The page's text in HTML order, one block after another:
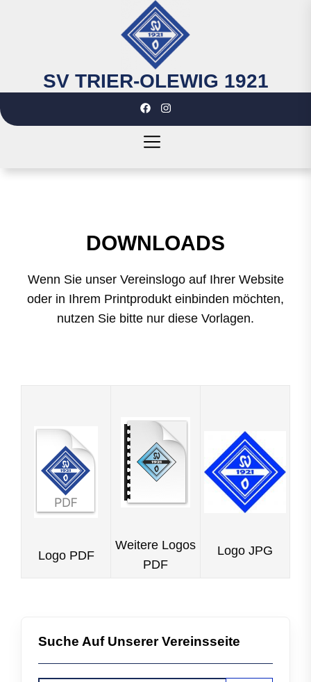
SV
1921
SV TRIER-OLEWIG 1921
DOWNLOADS
Wenn Sie unser Vereinslogo auf Ihrer Website
oder in Ihrem Printprodukt einbinden möchten,
nutzen Sie bitte nur diese Vorlagen.
Logo PDF
Weitere Logos
PDF
Logo JPG
Suche Auf Unserer Vereinsseite